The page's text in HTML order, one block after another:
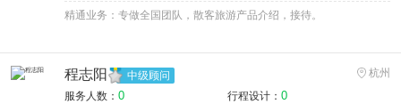
精通业务：专做全国团队，散客旅游产品介绍，接待。
程志阳 中级顾问
杭州
服务人数： 0 行程设计： 0